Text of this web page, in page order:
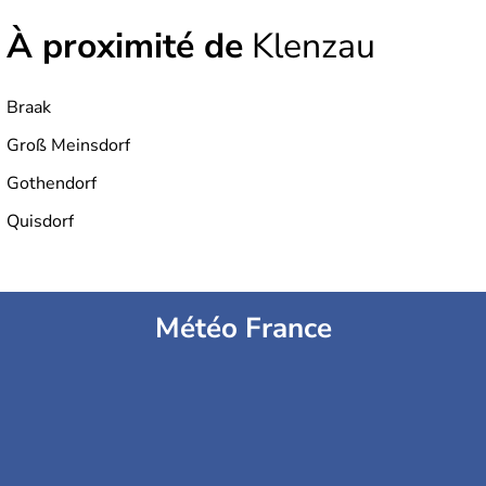
À proximité de Klenzau
Braak
Groß Meinsdorf
Gothendorf
Quisdorf
Météo France